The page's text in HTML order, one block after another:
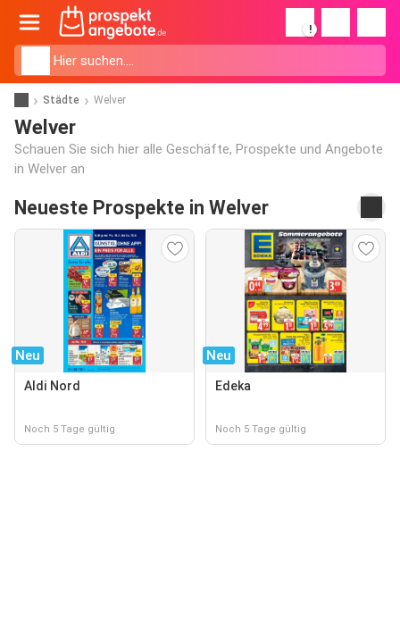
!
Städte Welver
Welver
Schauen Sie sich hier alle Geschäfte, Prospekte und Angebote
in Welver an
Neueste Prospekte in Welver
Neu
Aldi Nord
Noch 5 Tage gültig
Neu
Edeka
Noch 5 Tage gültig